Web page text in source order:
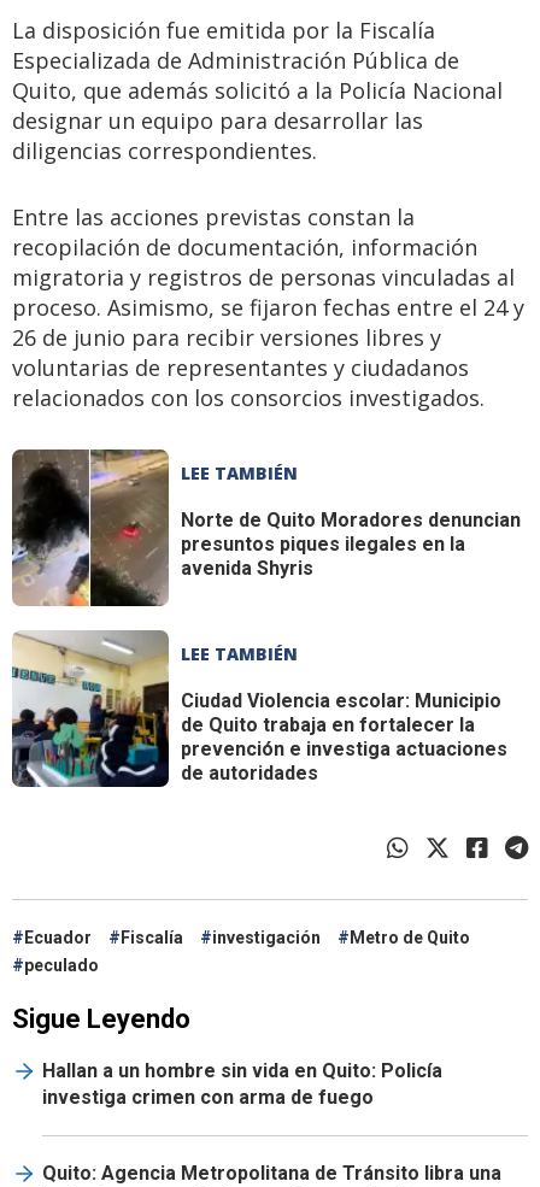
La disposición fue emitida por la Fiscalía
Especializada de Administración Pública de
Quito, que además solicitó a la Policía Nacional
designar un equipo para desarrollar las
diligencias correspondientes.
Entre las acciones previstas constan la
recopilación de documentación, información
migratoria y registros de personas vinculadas al
proceso. Asimismo, se fijaron fechas entre el 24 y
26 de junio para recibir versiones libres y
voluntarias de representantes y ciudadanos
relacionados con los consorcios investigados.
LEE TAMBIÉN
Norte de Quito Moradores denuncian
presuntos piques ilegales en la
avenida Shyris
LEE TAMBIÉN
Ciudad Violencia escolar: Municipio
de Quito trabaja en fortalecer la
prevención e investiga actuaciones
de autoridades
Ecuador Fiscalía investigación
Metro de Quito
peculado
Sigue Leyendo
Hallan a un hombre sin vida en Quito: Policía
investiga crimen con arma de fuego
Quito: Agencia Metropolitana de Tránsito libra una